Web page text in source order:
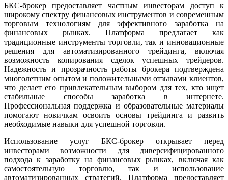
БКС-брокер предоставляет частным инвесторам доступ к
широкому спектру финансовых инструментов и современным
торговым технологиям для эффективного заработка на
финансовых рынках. Платформа предлагает как
традиционные инструменты торговли, так и инновационные
решения для автоматизированного трейдинга, включая
возможность копирования сделок успешных трейдеров.
Надежность и прозрачность работы брокера подтверждена
многолетним опытом и положительными отзывами клиентов,
что делает его привлекательным выбором для тех, кто ищет
стабильные способы заработка в интернете.
Профессиональная поддержка и образовательные материалы
помогают новичкам освоить основы трейдинга и развить
необходимые навыки для успешной торговли.
Использование услуг БКС-брокер открывает перед
инвесторами возможности для диверсифицированного
подхода к заработку на финансовых рынках, включая как
самостоятельную торговлю, так и использование
автоматизированных стратегий. Платформа предоставляет